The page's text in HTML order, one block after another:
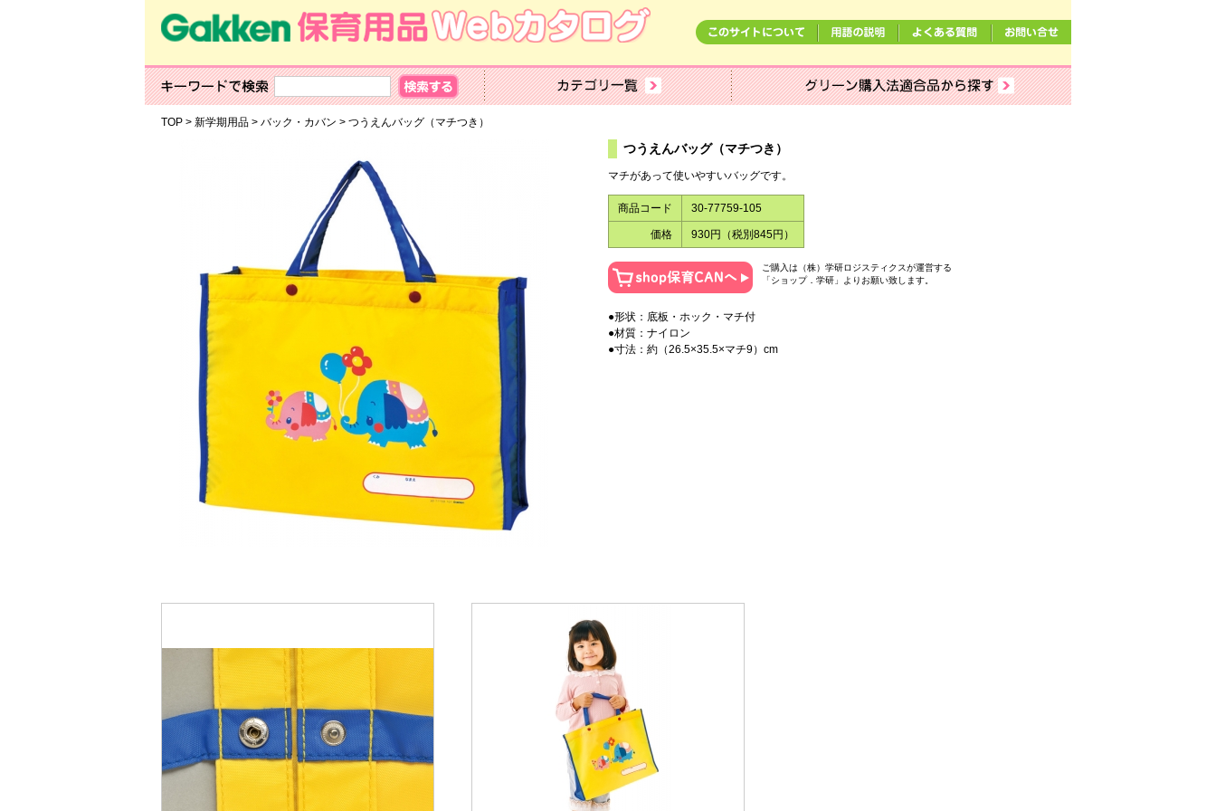
TOP> 新学期用品> バック・カバン > つうえんバッグ（マチつき）
つうえんバッグ（マチつき）
マチがあって使いやすいバッグです。
商品コード 30-77759-105
価格 930円（税別845円）
ご購入は（株）学研ロジスティクスが運営する
「ショップ．学研」よりお願い致します。
●形状：底板・ホック・マチ付
●材質：ナイロン
●寸法：約（26.5×35.5×マチ9）cm